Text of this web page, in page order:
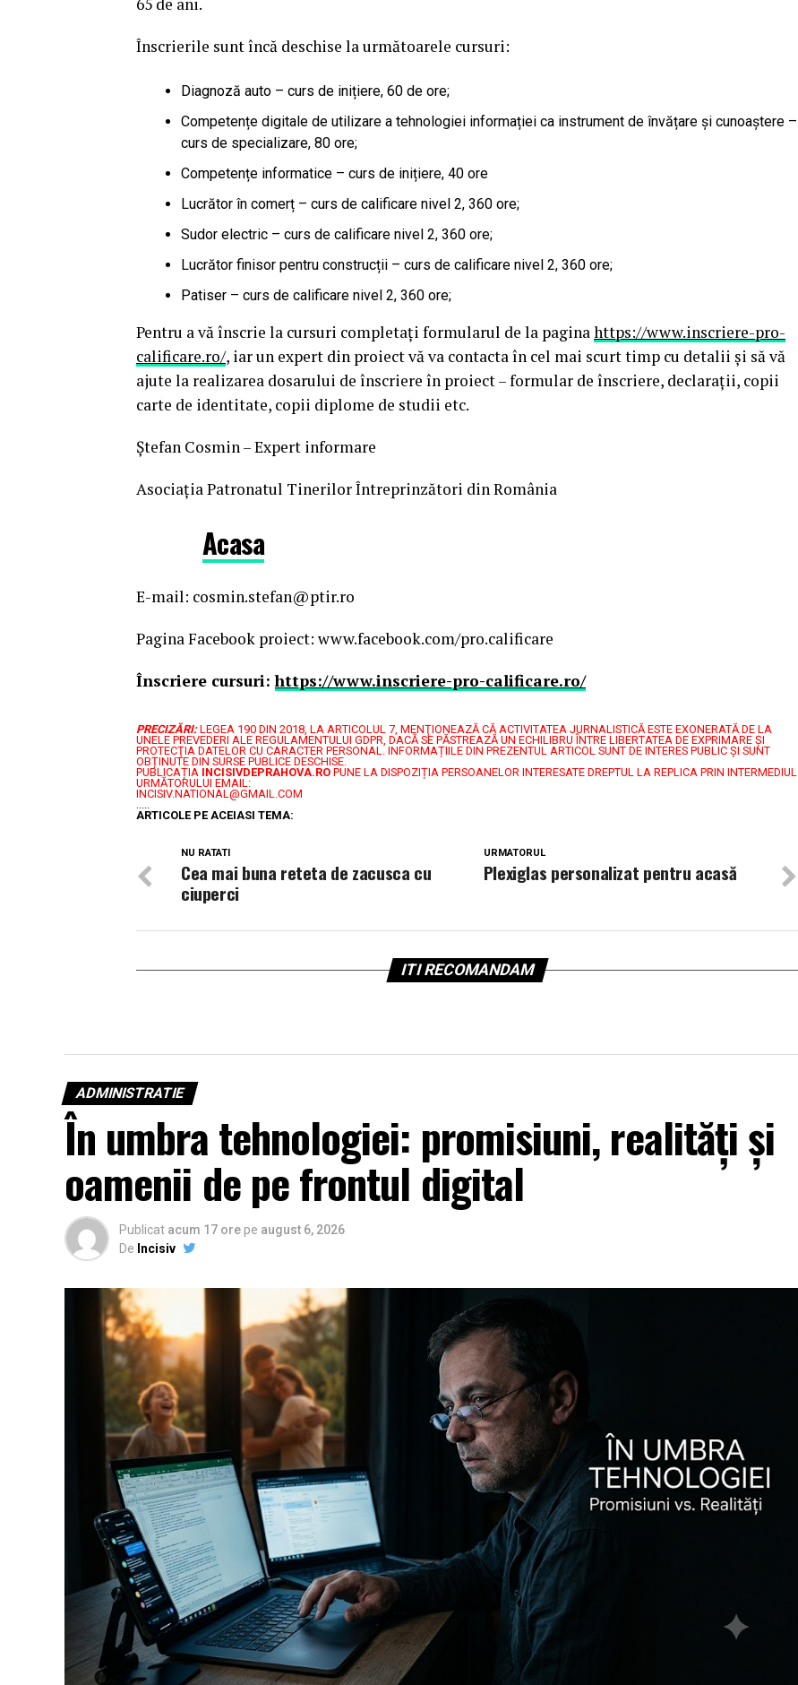
65 de ani.
Înscrierile sunt încă deschise la următoarele cursuri:
Diagnoză auto – curs de inițiere, 60 de ore;
Competențe digitale de utilizare a tehnologiei informației ca instrument de învățare și cunoaștere –
curs de specializare, 80 ore;
Competențe informatice – curs de inițiere, 40 ore
Lucrător în comerț – curs de calificare nivel 2, 360 ore;
Sudor electric – curs de calificare nivel 2, 360 ore;
Lucrător finisor pentru construcții – curs de calificare nivel 2, 360 ore;
Patiser – curs de calificare nivel 2, 360 ore;
Pentru a vă înscrie la cursuri completați formularul de la paginahttps://www.inscriere-pro-
calificare.ro/, iar un expert din proiect vă va contacta în cel mai scurt timp cu detalii și să vă
ajute la realizarea dosarului de înscriere în proiect – formular de înscriere, declarații, copii
carte de identitate, copii diplome de studii etc.
Ștefan Cosmin – Expert informare
Asociația Patronatul Tinerilor Întreprinzători din România
Acasa
E-mail: cosmin.stefan@ptir.ro
Pagina Facebook proiect: www.facebook.com/pro.calificare
Înscriere cursuri:https://www.inscriere-pro-calificare.ro/
PRECIZĂRI: LEGEA 190 DIN 2018, LA ARTICOLUL 7, MENŢIONEAZĂ CĂ ACTIVITATEA JURNALISTICĂ ESTE EXONERATĂ DE LA
UNELE PREVEDERI ALE REGULAMENTULUI GDPR, DACĂ SE PĂSTREAZĂ UN ECHILIBRU ÎNTRE LIBERTATEA DE EXPRIMARE ŞI
PROTECŢIA DATELOR CU CARACTER PERSONAL. INFORMAȚIILE DIN PREZENTUL ARTICOL SUNT DE INTERES PUBLIC ȘI SUNT
OBȚINUTE DIN SURSE PUBLICE DESCHISE.
PUBLICAȚIA INCISIVDEPRAHOVA.RO PUNE LA DISPOZIȚIA PERSOANELOR INTERESATE DREPTUL LA REPLICA PRIN INTERMEDIUL
URMĂTORULUI EMAIL:
INCISIV.NATIONAL@GMAIL.COM
.....
ARTICOLE PE ACEIASI TEMA:
URMATORUL
Plexiglas personalizat pentru acasă
NU RATATI
Cea mai buna reteta de zacusca cu
ciuperci
ITI RECOMANDAM
ADMINISTRATIE
În umbra tehnologiei: promisiuni, realități și
oamenii de pe frontul digital
Publicat acum 17 ore pe august 6, 2026
De Incisiv